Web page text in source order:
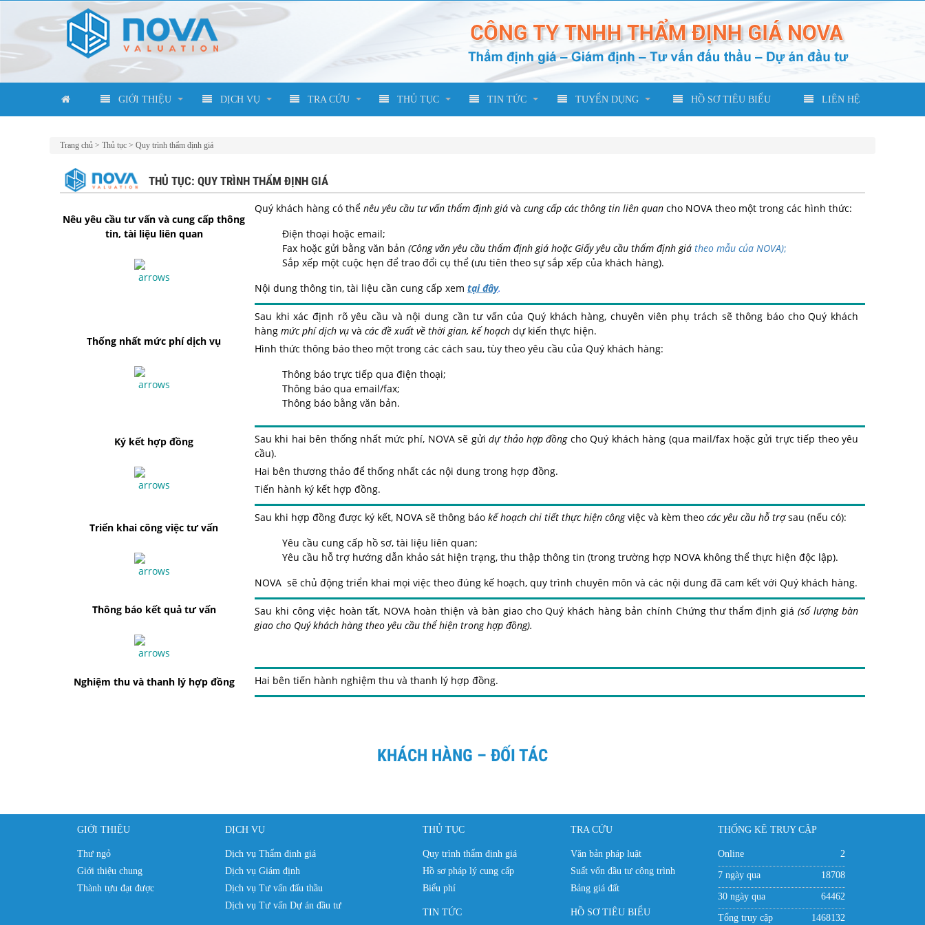
GIỚI THIỆU DỊCH VỤ TRA CỨU THỦ TỤC TIN TỨC TUYỂN DỤNG HỒ SƠ TIÊU BIỂU LIÊN HỆ
Trang chủ > Thủ tục > Quy trình thẩm định giá
THỦ TỤC: QUY TRÌNH THẨM ĐỊNH GIÁ
Nêu yêu cầu tư vấn và cung cấp thông
tin, tài liệu liên quan
Quý khách hàng có thể nêu yêu cầu tư vấn thẩm định giá và cung cấp các thông tin liên quan cho NOVA theo một trong các hình thức:
Điện thoại hoặc email;
Fax hoặc gửi bằng văn bản (Công văn yêu cầu thẩm định giá hoặc Giấy yêu cầu thẩm định giá theo mẫu của NOVA);
Sắp xếp một cuộc hẹn để trao đổi cụ thể (ưu tiên theo sự sắp xếp của khách hàng).
Nội dung thông tin, tài liệu cần cung cấp xem tại đây.
Thống nhất mức phí dịch vụ
Sau khi xác định rõ yêu cầu và nội dung cần tư vấn của Quý khách hàng, chuyên viên phụ trách sẽ thông báo cho Quý khách
hàng mức phí dịch vụ và các đề xuất về thời gian, kế hoạch dự kiến thực hiện.
Hình thức thông báo theo một trong các cách sau, tùy theo yêu cầu của Quý khách hàng:
Thông báo trực tiếp qua điện thoại;
Thông báo qua email/fax;
Thông báo bằng văn bản.
Ký kết hợp đồng Sau khi hai bên thống nhất mức phí, NOVA sẽ gửi dự thảo hợp đồngchoQuý khách hàng (qua mail/fax hoặc gửi trực tiếp theo yêu
cầu).
Hai bên thương thảo để thống nhất các nội dung trong hợp đồng.
Tiến hành ký kết hợp đồng.
Triển khai công việc tư vấn
Sau khi hợp đồng được ký kết, NOVA sẽ thông báo kế hoạch chi tiết thực hiện côngviệc và kèm theo các yêu cầu hỗ trợ sau (nếu có):
Yêu cầu cung cấp hồ sơ, tài liệu liên quan;
Yêu cầu hỗ trợ hướng dẫn khảo sát hiện trạng, thu thập thông tin (trong trường hợp NOVA không thể thực hiện độc lập).
NOVA sẽ chủ động triển khai mọi việc theo đúng kế hoạch, quy trình chuyên môn và các nội dung đã cam kết với Quý khách hàng.
Thông báo kết quả tư vấn Sau khi công việc hoàn tất, NOVA hoàn thiện và bàn giao choQuý khách hàng bản chính Chứng thư thẩm định giá(số lượng bàn
giao cho Quý khách hàngtheo yêu cầu thể hiện trong hợp đồng).
Nghiệm thu và thanh lý hợp đồng Hai bên tiến hành nghiệm thu và thanh lý hợp đồng.
KHÁCH HÀNG – ĐỐI TÁC
GIỚI THIỆU
Thư ngỏ
Giới thiệu chung
Thành tựu đạt được
DỊCH VỤ
Dịch vụ Thẩm định giá
Dịch vụ Giám định
Dịch vụ Tư vấn đấu thầu
Dịch vụ Tư vấn Dự án đầu tư
THỦ TỤC
Quy trình thẩm định giá
Hồ sơ pháp lý cung cấp
Biểu phí
TIN TỨC
TRA CỨU
Văn bản pháp luật
Suất vốn đầu tư công trình
Bảng giá đất
HỒ SƠ TIÊU BIỂU
THỐNG KÊ TRUY CẬP
Online 2
7 ngày qua 18708
30 ngày qua 64462
Tổng truy cập 1468132